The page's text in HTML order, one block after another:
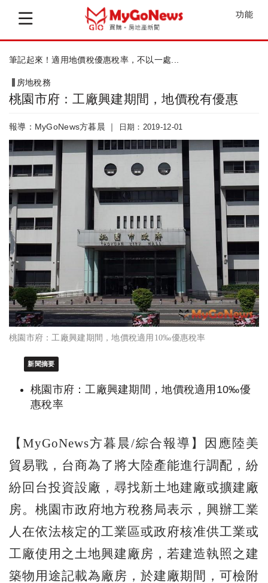
功能
房地交易 買賣契約再更新，資訊透明更安心
房地稅務
桃園市府：工廠興建期間，地價稅有優惠
報導：MyGoNews方暮晨 ｜ 日期：2019-12-01
桃園市府：工廠興建期間，地價稅適用10‰優惠稅率
新聞摘要
桃園市府：工廠興建期間，地價稅適用10‰優
惠稅率
【MyGoNews方暮晨/綜合報導】因應陸美
貿易戰，台商為了將大陸產能進行調配，紛
紛回台投資設廠，尋找新土地建廠或擴建廠
房。桃園市政府地方稅務局表示，興辦工業
人在依法核定的工業區或政府核准供工業或
工廠使用之土地興建廠房，若建造執照之建
築物用途記載為廠房，於建廠期間，可檢附